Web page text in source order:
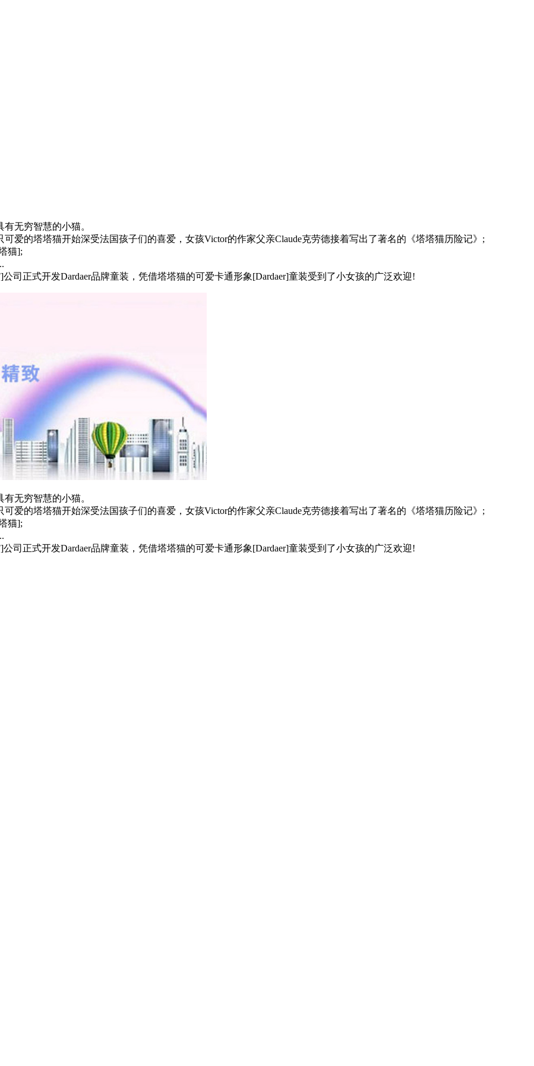
无穷智慧的小猫。
爱的塔塔猫开始深受法国孩子们的喜爱，女孩Victor的作家父亲Claude克劳德接着写出了著名的《塔塔猫历险记》;
猫];
司正式开发Dardaer品牌童装，凭借塔塔猫的可爱卡通形象[Dardaer]童装受到了小女孩的广泛欢迎!
无穷智慧的小猫。
爱的塔塔猫开始深受法国孩子们的喜爱，女孩Victor的作家父亲Claude克劳德接着写出了著名的《塔塔猫历险记》;
猫];
司正式开发Dardaer品牌童装，凭借塔塔猫的可爱卡通形象[Dardaer]童装受到了小女孩的广泛欢迎!